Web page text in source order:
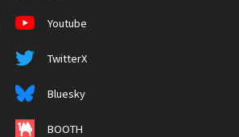
Youtube
TwitterX
Bluesky
BOOTH